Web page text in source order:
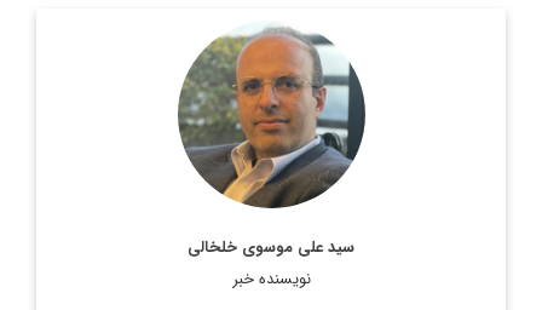
سید علی موسوی خلخالی
نویسنده خبر
روزنامه نگار، نویسنده، مترجم و سردبیر دیپلماسی ایرانی.
اطلاعات بیشتر